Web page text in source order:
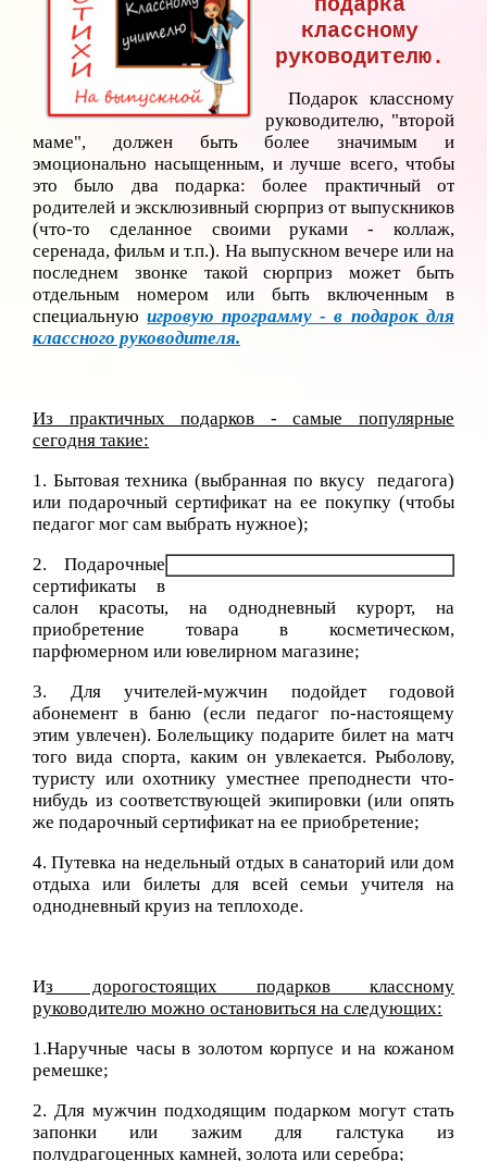
классному
руководителю.
Подарок классному
руководителю, "второй
маме", должен быть более значимым и
эмоционально насыщенным, и лучше всего, чтобы
это было два подарка: более практичный от
родителей и эксклюзивный сюрприз от выпускников
(что-то сделанное своими руками - коллаж,
серенада, фильм и т.п.). На выпускном вечере или на
последнем звонке такой сюрприз может быть
отдельным номером или быть включенным в
специальнуюигровую программу - в подарок для
классного руководителя.
Из практичных подарков - самые популярные
сегодня такие:
1. Бытовая техника (выбранная по вкусу педагога)
или подарочный сертификат на ее покупку (чтобы
педагог мог сам выбрать нужное);
2. Подарочные
сертификаты в
салон красоты, на однодневный курорт, на
приобретение товара в косметическом,
парфюмерном или ювелирном магазине;
3. Для учителей-мужчин подойдет годовой
абонемент в баню (если педагог по-настоящему
этим увлечен). Болельщику подарите билет на матч
того вида спорта, каким он увлекается. Рыболову,
туристу или охотнику уместнее преподнести что-
нибудь из соответствующей экипировки (или опять
же подарочный сертификат на ее приобретение;
4. Путевка на недельный отдых в санаторий или дом
отдыха или билеты для всей семьи учителя на
однодневный круиз на теплоходе.
Из дорогостоящих подарков классному
руководителю можно остановиться на следующих:
1.Наручные часы в золотом корпусе и на кожаном
ремешке;
2. Для мужчин подходящим подарком могут стать
запонки или зажим для галстука из
полудрагоценных камней, золота или серебра;